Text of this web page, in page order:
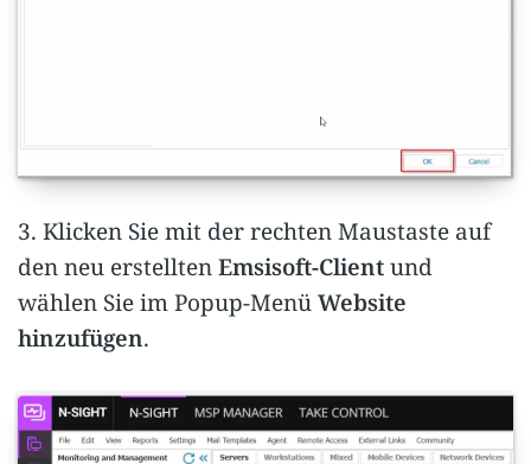
3. Klicken Sie mit der rechten Maustaste auf
den neu erstelltenEmsisoft-Clientund
wählen Sie im Popup-MenüWebsite
hinzufügen.